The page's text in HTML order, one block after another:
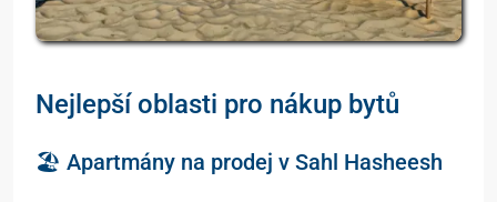
Nejlepší oblasti pro nákup bytů
🏖 Apartmány na prodej v Sahl Hasheesh